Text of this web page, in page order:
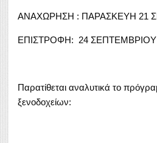
ΑΝΑΧΩΡΗΣΗ : ΠΑΡΑΣΚΕΥΗ 21
ΕΠΙΣΤΡΟΦΗ: 24 ΣΕΠΤΕΜΒΡΙΟΥ
Παρατίθεται αναλυτικά το
ξενοδοχείων: